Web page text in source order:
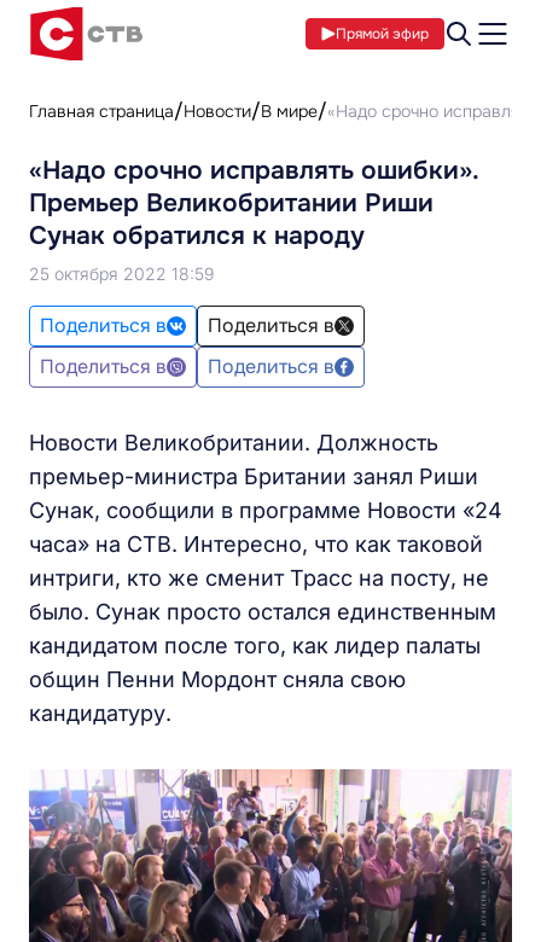
Прямой эфир
Главная страница Новости В мире «Надо срочно
«Надо срочно исправлять ошибки».
Премьер Великобритании Риши
Сунак обратился к народу
25 октября 2022 18:59
Поделиться в
Поделиться в
Поделиться в
Поделиться в
Новости Великобритании. Должность
премьер-министра Британии занял Риши
Сунак, сообщили в программе Новости «24
часа» на СТВ. Интересно, что как таковой
интриги, кто же сменит Трасс на посту, не
было. Сунак просто остался единственным
кандидатом после того, как лидер палаты
общин Пенни Мордонт сняла свою
кандидатуру.